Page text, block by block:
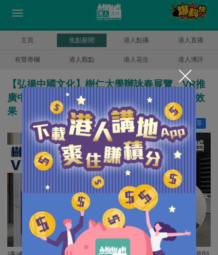
主頁 焦點新聞 港人點播 港人直播
有聲專欄 港人觀點 港人花生 港人博評
【弘揚中國文化】樹仁大學辦詠春展覽、VR推
廣中國武術 葉問長孫：配合新媒體推廣詠春效
果「一加一或大於二」
分享
讚好 16